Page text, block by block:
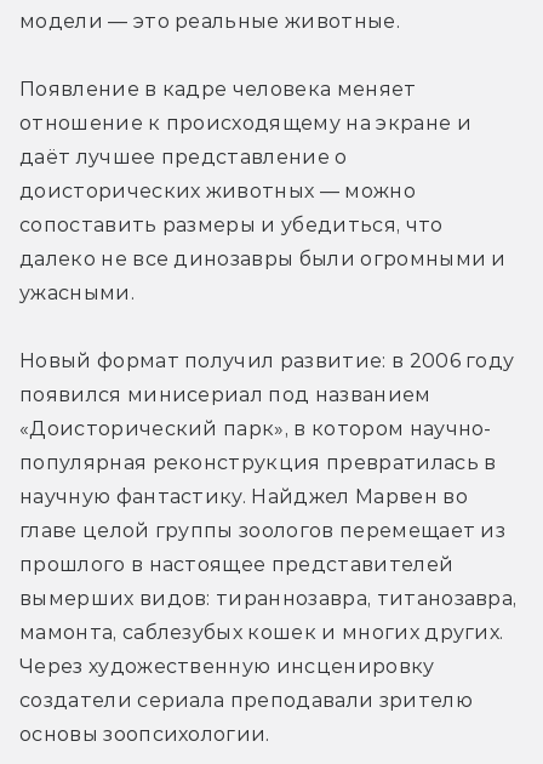
модели — это реальные животные.
Появление в кадре человека меняет
отношение к происходящему на экране и
даёт лучшее представление о
доисторических животных — можно
сопоставить размеры и убедиться, что
далеко не все динозавры были огромными и
ужасными.
Новый формат получил развитие: в 2006 году
появился минисериал под названием
«Доисторический парк», в котором научно-
популярная реконструкция превратилась в
научную фантастику. Найджел Марвен во
главе целой группы зоологов перемещает из
прошлого в настоящее представителей
вымерших видов: тираннозавра, титанозавра,
мамонта, саблезубых кошек и многих других.
Через художественную инсценировку
создатели сериала преподавали зрителю
основы зоопсихологии.